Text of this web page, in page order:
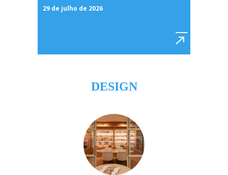
29 de julho de 2026
DESIGN